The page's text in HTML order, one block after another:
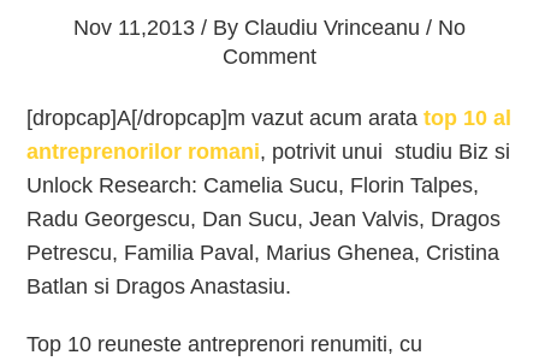
Nov 11,2013 / By Claudiu Vrinceanu / No
Comment
[dropcap]A[/dropcap]m vazut acum aratatop 10 al
antreprenorilor romani, potrivit unui studiu Biz si
Unlock Research: Camelia Sucu, Florin Talpes,
Radu Georgescu, Dan Sucu, Jean Valvis, Dragos
Petrescu, Familia Paval, Marius Ghenea, Cristina
Batlan si Dragos Anastasiu.
Top 10 reuneste antreprenori renumiti, cu